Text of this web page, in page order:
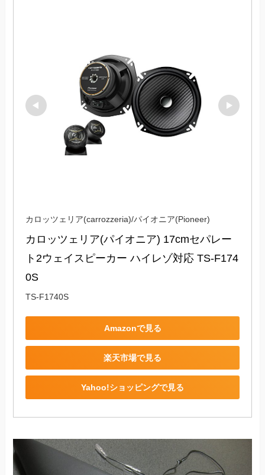
カロッツェリア(carrozzeria)/パイオニア(Pioneer)
カロッツェリア(パイオニア) 17cmセパレー
ト2ウェイスピーカー ハイレゾ対応 TS-F174
0S
TS-F1740S
Amazonで見る
楽天市場で見る
Yahoo!ショッピングで見る